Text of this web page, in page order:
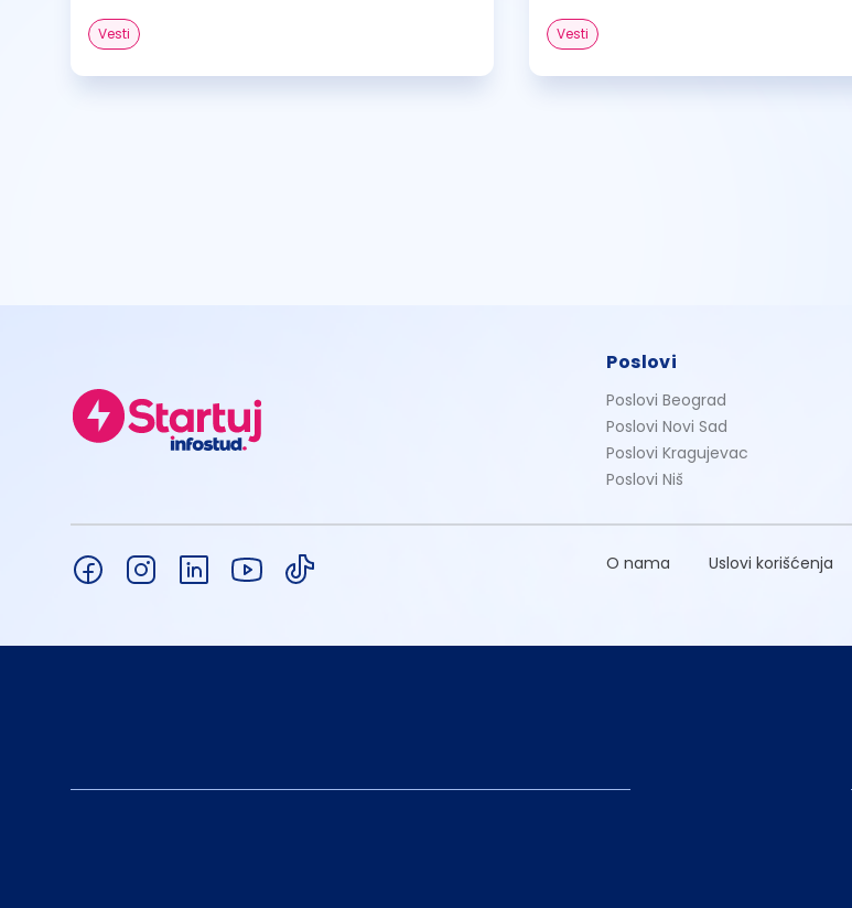
Vesti Vesti
Poslovi
Poslovi Beograd
Poslovi Novi Sad
Poslovi Kragujevac
Poslovi Niš
O nama Uslovi korišćenja